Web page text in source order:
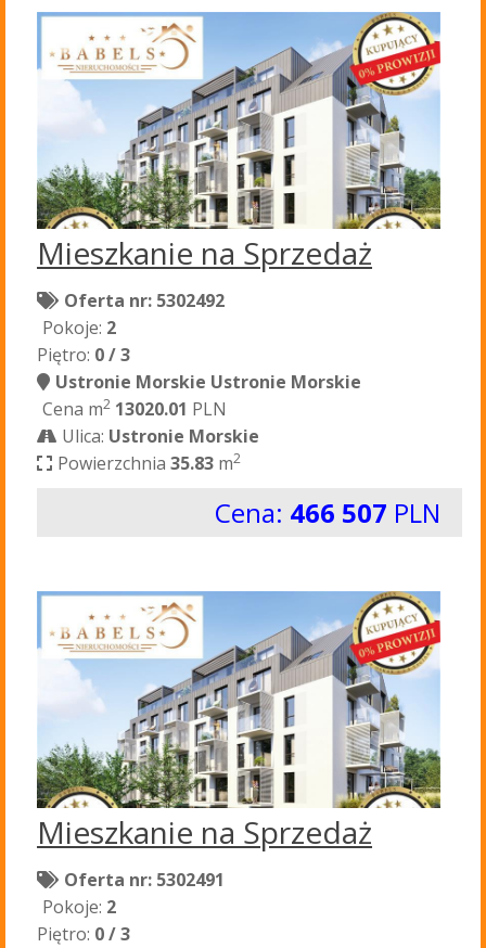
Mieszkanie na Sprzedaż
Oferta nr: 5302492
Pokoje: 2
Piętro: 0 / 3
Ustronie Morskie Ustronie Morskie
Cena m2 13020.01 PLN
Ulica: Ustronie Morskie
Powierzchnia35.83 m2
Cena: 466 507 PLN
Mieszkanie na Sprzedaż
Oferta nr: 5302491
Pokoje: 2
Piętro: 0 / 3